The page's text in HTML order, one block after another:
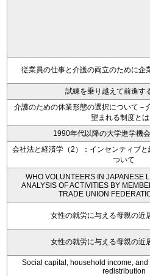
従業員の仕事と介護の両立のために企
試練を乗り越えて前進す
介護のための休業形態の選択について－
望まれる制度とは
1990年代以降の大学進学機
会社法と経済学（2）：インセンティブ
ついて
WHO VOLUNTEERS IN JAPANESE
ANALYSIS OF ACTIVITIES BY
TRADE UNION
女性の就労に与える母親の近
女性の就労に与える母親の近
Social capital, household income,
redistribution